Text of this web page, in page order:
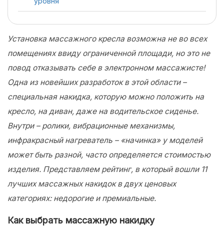
Установка массажного кресла возможна не во всех
помещениях ввиду ограниченной площади, но это не
повод отказывать себе в электронном массажисте!
Одна из новейших разработок в этой области –
специальная накидка, которую можно положить на
кресло, на диван, даже на водительское сиденье.
Внутри – ролики, вибрационные механизмы,
инфракрасный нагреватель – «начинка» у моделей
может быть разной, часто определяется стоимостью
изделия. Представляем рейтинг, в который вошли 11
лучших массажных накидок в двух ценовых
категориях: недорогие и премиальные.
Как выбрать массажную накидку